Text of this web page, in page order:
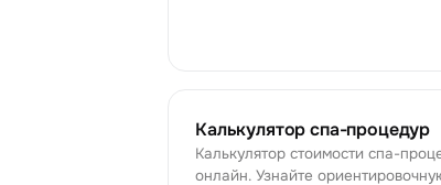
Калькулятор спа-процедур
Калькулятор стоимости спа-
онлайн. Узнайте